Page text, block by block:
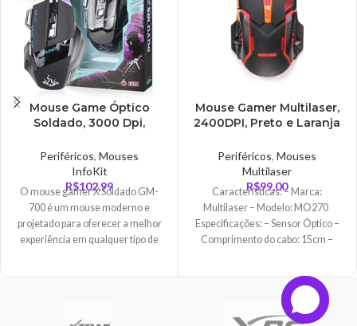
Mouse Game Óptico
Soldado, 3000 Dpi,
Periféricos, Mouses
InfoKit
R$102,99
O mouse gamer X Soldado GM-
700 é um mouse moderno e
projetado para oferecer a melhor
experiência em qualquer tipo de
mouse conta com uma incrível
Mouse Gamer Multilaser,
2400DPI, Preto e Laranja
Periféricos, Mouses
Multilaser
R$99,00
Características: – Marca:
Multilaser – Modelo: MO270
Especificações: – Sensor Óptico –
Comprimento do cabo: 15cm –